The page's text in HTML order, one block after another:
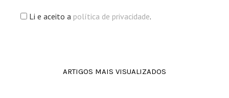
Li e aceito a política de privacidade.
ARTIGOS MAIS VISUALIZADOS